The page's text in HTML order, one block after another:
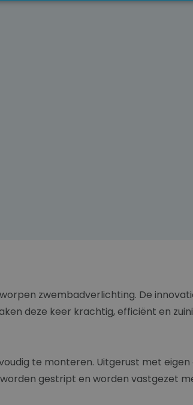
zwembadverlichting. De
deze keer krachtig, efficiënt en
te monteren. Uitgerust met
gestript en worden vastgezet